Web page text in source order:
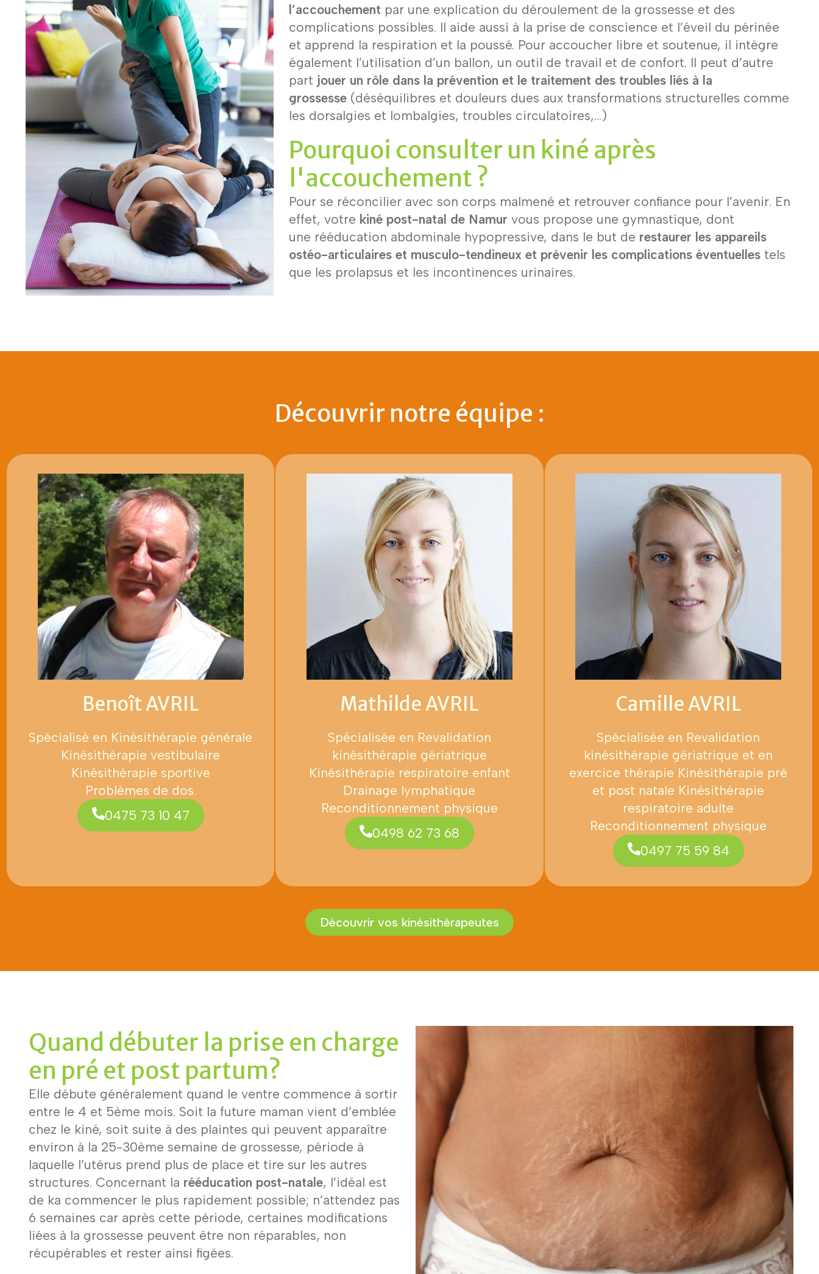
l’accouchement par une explication du déroulement de la grossesse et des
complications possibles. Il aide aussi à la prise de conscience et l’éveil du périnée
et apprend la respiration et la poussé. Pour accoucher libre et soutenue, il intègre
également l’utilisation d’un ballon, un outil de travail et de confort. Il peut d’autre
part jouer un rôle dans la prévention et le traitement des troubles liés à la
grossesse(déséquilibres et douleurs dues aux transformations structurelles comme
les dorsalgies et lombalgies, troubles circulatoires,…)
Pourquoi consulter un kiné après
l'accouchement ?
Pour se réconcilier avec son corps malmené et retrouver confiance pour l’avenir. En
effet, votre kiné post-natal de Namur vous propose une gymnastique, dont
une rééducation abdominale hypopressive, dans le but de restaurer les appareils
ostéo-articulaires et musculo-tendineux et prévenir les complications éventuellestels
que les prolapsus et les incontinences urinaires.
Découvrir notre équipe :
Benoît AVRIL
Spécialisé en Kinésithérapie générale
Kinésithérapie vestibulaire
Kinésithérapie sportive
Problèmes de dos.
0475 73 10 47
Mathilde AVRIL
Spécialisée en Revalidation
kinésithérapie gériatrique
Kinésithérapie respiratoire enfant
Drainage lymphatique
Reconditionnement physique
0498 62 73 68
Camille AVRIL
Spécialisée en Revalidation
kinésithérapie gériatrique et en
exercice thérapie Kinésithérapie pré
et post natale Kinésithérapie
respiratoire adulte
Reconditionnement physique
0497 75 59 84
Découvrir vos kinésithérapeutes
Quand débuter la prise en charge
en pré et post partum?
Elle débute généralement quand le ventre commence à sortir
entre le 4 et 5ème mois. Soit la future maman vient d’emblée
chez le kiné, soit suite à des plaintes qui peuvent apparaître
environ à la 25-30ème semaine de grossesse, période à
laquelle l’utérus prend plus de place et tire sur les autres
structures. Concernant la rééducation post-natale, l’idéal est
de ka commencer le plus rapidement possible; n’attendez pas
6 semaines car après cette période, certaines modifications
liées à la grossesse peuvent être non réparables, non
récupérables et rester ainsi figées.